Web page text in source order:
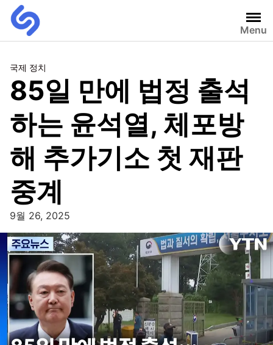
Menu
국제 정치
85일 만에 법정 출석
하는 윤석열, 체포방
해 추가기소 첫 재판
중계
9월 26, 2025